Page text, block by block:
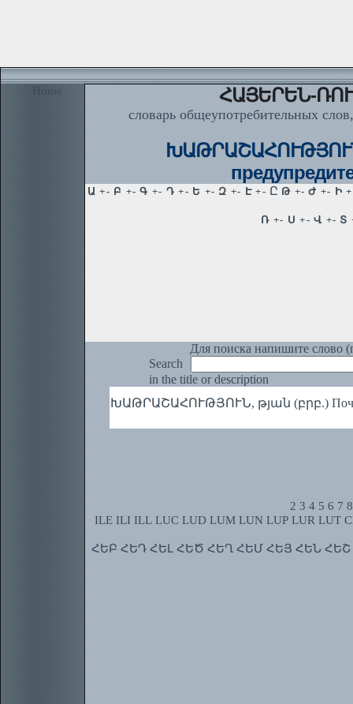
Home ՀԱՅԵՐԵՆ-
словарь общеупотребительных
Для поиска напишите слово
Search
in the title or description
ԽԱԹՐԱՇԱՀՈՒԹՅՈՒՆ, թյան (բրբ.)
2 3 4 5 6 7 8
ILE ILI ILL LUC LUD LUM LUN LUP LUR LUT
ՀԵԲ ՀԵԴ ՀԵԼ ՀԵԾ ՀԵՂ ՀԵՄ ՀԵՅ ՀԵՆ ՀԵՇ